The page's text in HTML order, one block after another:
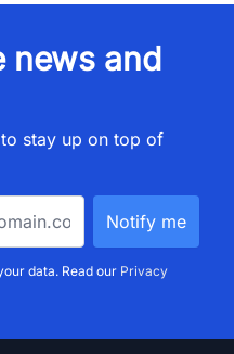
news and
stay up on top of
data. Read our Privacy